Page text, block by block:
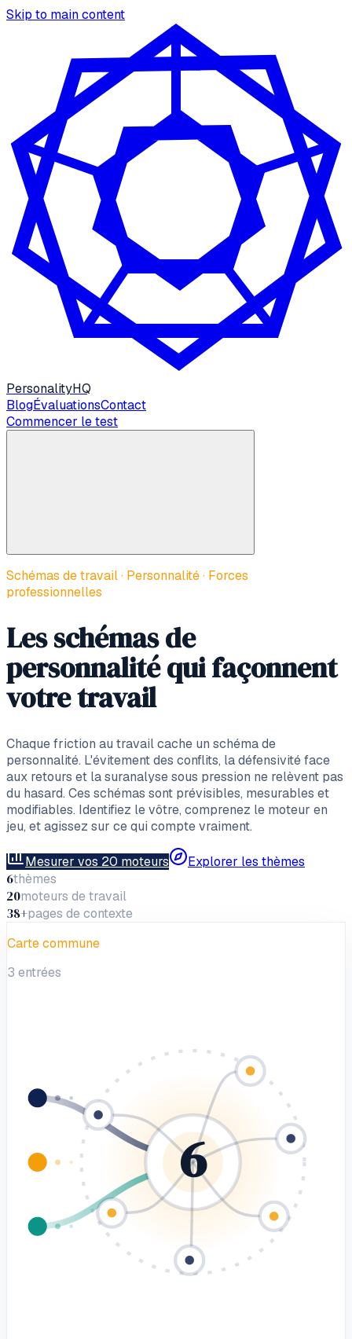
Skip to main content
PersonalityHQ
BlogÉvaluationsContact
Commencer le test
Schémas de travail · Personnalité · Forces
professionnelles
Les schémas de
personnalité qui façonnent
votre travail
Chaque friction au travail cache un schéma de
personnalité. L'évitement des conflits, la défensivité face
aux retours et la suranalyse sous pression ne relèvent pas
du hasard. Ces schémas sont prévisibles, mesurables et
modifiables. Identifiez le vôtre, comprenez le moteur en
jeu, et agissez sur ce qui compte vraiment.
Mesurer vos 20 moteurs Explorer les thèmes
6thèmes
20moteurs de travail
38+pages de contexte
Carte commune
3 entrées
6